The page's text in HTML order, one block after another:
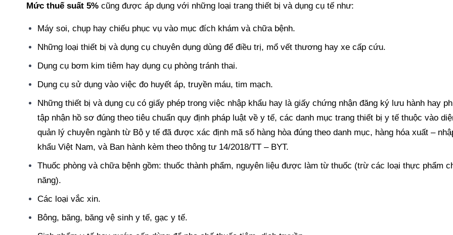
Mức thuế suất 5% cũng được áp dụng với những loại trang thiết bị và dụng cụ tế như:
Máy soi, chụp hay chiếu phục vụ vào mục đích khám và chữa bệnh.
Những loại thiết bị và dụng cụ chuyên dụng dùng để điều trị, mổ vết thương hay xe cấp cứu.
Dụng cụ bơm kim tiêm hay dụng cụ phòng tránh thai.
Dụng cụ sử dụng vào việc đo huyết áp, truyền máu, tim mạch.
Những thiết bị và dụng cụ có giấy phép trong việc nhập khẩu hay là giấy chứng nhận đăng ký lưu hành hay
tập nhận hồ sơ đúng theo tiêu chuẩn quy định pháp luật về y tế, các danh mục trang thiết bị y tế thuộc vào
quản lý chuyên ngành từ Bộ y tế đã được xác định mã số hàng hòa đúng theo danh mục, hàng hóa xuất –
khẩu Việt Nam, và Ban hành kèm theo thông tư 14/2018/TT – BYT.
Thuốc phòng và chữa bệnh gồm: thuốc thành phẩm, nguyên liệu được làm từ thuốc (trừ các loại thực phẩm
năng).
Các loại vắc xin.
Bông, băng, băng vệ sinh y tế, gạc y tế.